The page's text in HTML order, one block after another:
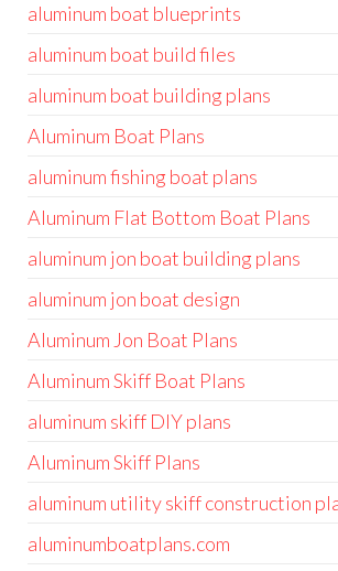
aluminum boat blueprints
aluminum boat build files
aluminum boat building plans
Aluminum Boat Plans
aluminum fishing boat plans
Aluminum Flat Bottom Boat Plans
aluminum jon boat building plans
aluminum jon boat design
Aluminum Jon Boat Plans
Aluminum Skiff Boat Plans
aluminum skiff DIY plans
Aluminum Skiff Plans
aluminum utility skiff construction
aluminumboatplans.com